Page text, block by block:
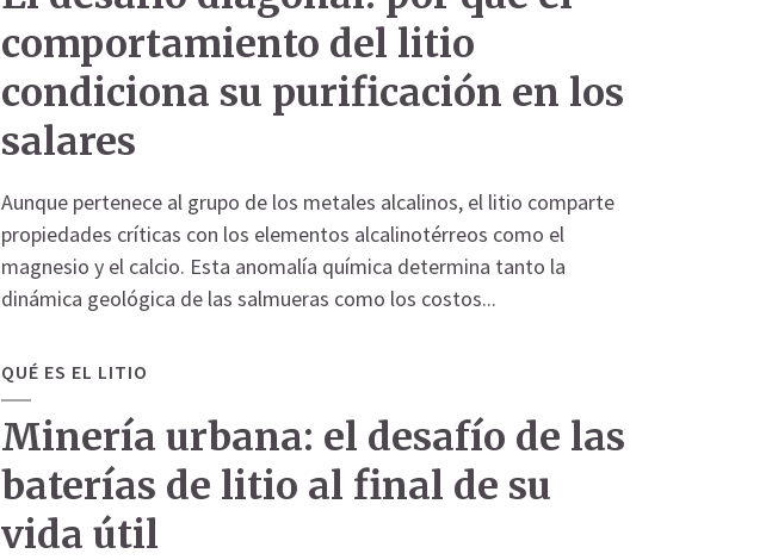
comportamiento del litio
condiciona su purificación en los
salares
Aunque pertenece al grupo de los metales alcalinos, el litio comparte
propiedades críticas con los elementos alcalinotérreos como el
magnesio y el calcio. Esta anomalía química determina tanto la
dinámica geológica de las salmueras como los costos...
QUÉ ES EL LITIO
Minería urbana: el desafío de las
baterías de litio al final de su
vida útil